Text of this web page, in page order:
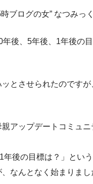
ブログの女” なつみっ
後、5年後、1年後の
とさせられたのです
アップデートコミュニ
年後の目標は？」とい
なんとなく始まりまし